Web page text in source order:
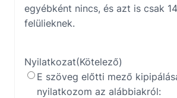
egyébként nincs, és azt is csak
felülieknek.
Nyilatkozat(Kötelező)
E szöveg előtti mező
nyilatkozom az alábbiakról: